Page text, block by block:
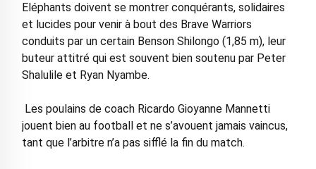
Eléphants doivent se montrer conquérants, solidaires
et lucides pour venir à bout des Brave Warriors
conduits par un certain Benson Shilongo (1,85 m), leur
buteur attitré qui est souvent bien soutenu par Peter
Shalulile et Ryan Nyambe.
Les poulains de coach Ricardo Gioyanne Mannetti
jouent bien au football et ne s’avouent jamais vaincus,
tant que l’arbitre n’a pas sifflé la fin du match.